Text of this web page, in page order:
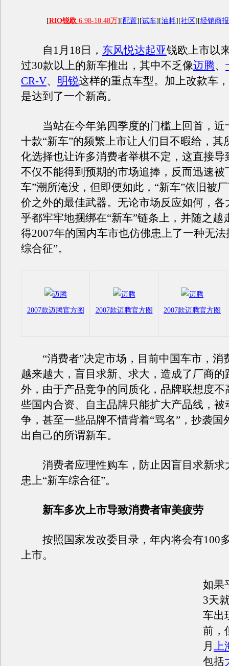
[RIO锐欧6.98-10.48万][配置][试车][油耗][社区][经销商
自1月18日， 东风悦达起亚锐欧上市以
过30款以上的新车推出，其中不乏像迈腾、
CR-V、 明锐这样的重点车型。加上改款车
是达到了一个新高。
当站在今年第四季度的门槛上回首，近
十款“新车”的频繁上市让人们目不暇给，其
化选择也让许多消费者举棋不定，这直接导
不仅不能得到预期的市场追捧，反而迅速被
车”潮所淹没，但即便如此，“新车”依旧被
价之外的最佳武器。无论市场反应如何，各
乎都牢牢地捆绑在“新车”链条上，并随之越
得2007年的国内车市也仿佛患上了一种无法
综合征”。
2007款迈腾官方图 2007款迈腾官方图 2007款迈腾官方图
“消费者”决定市场，目前中国车市，消
越来越大，盲目求新、求大，造成了厂商的
外，由于产品竞争的同质化，品牌联想度不
些国内合资、自主品牌只能扩大产品线，被
争，甚至一些品牌不惜背着“骂名”，抄袭国
出自己的所谓新车。
消费者应理性购车，防止因盲目求新求
患上“新车综合征”。
新车多次上市导致消费者审美疲劳
按照国家发改委目录，年内将会有100
上市。
如果
3天
车出
前，
月 上
包括